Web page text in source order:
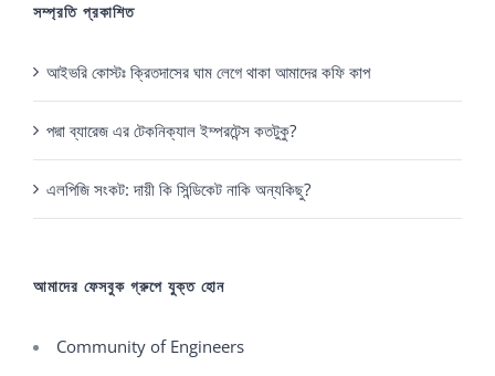
সম্প্রতি প্রকাশিত
আইভরি কোস্টঃ ক্রিতদাসের ঘাম লেগে থাকা আমাদের কফি কাপ
পদ্মা ব্যারেজ এর টেকনিক্যাল ইম্পরটেন্স কতটুকু?
এলপিজি সংকট: দায়ী কি সিন্ডিকেট নাকি অন্যকিছু?
আমাদের ফেসবুক গ্রুপে যুক্ত হোন
Community of Engineers